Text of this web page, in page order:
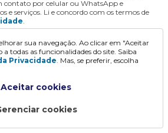
contato por celular ou WhatsApp e
e serviços. Li e concordo com os termos de
.
Continuar
sua navegação. Ao clicar em "Aceitar
a todas as funcionalidades do site. Saiba
Privacidade. Mas, se preferir, escolha
Aceitar cookies
cookies